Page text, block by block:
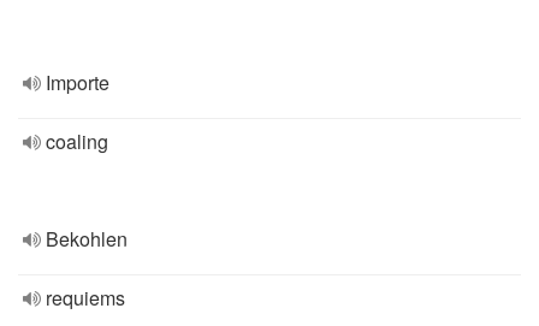
Importe
coaling
Bekohlen
requiems